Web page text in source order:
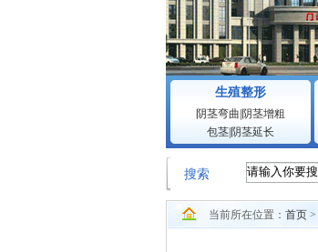
生殖整形
阴茎弯曲 阴茎增粗
包茎| 阴茎延长
搜索
当前所在位置： 首页 >